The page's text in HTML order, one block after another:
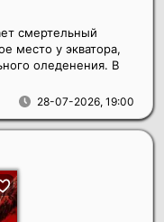
28-07-2026, 19:00
смертельный
место у экватора,
оледенения. В